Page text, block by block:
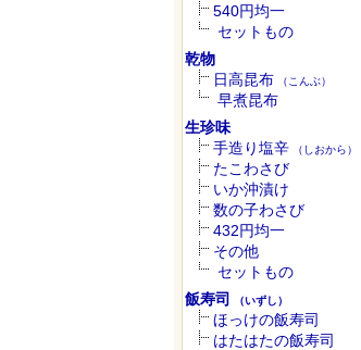
540円均一
セットもの
乾物
日高昆布 （こんぶ）
早煮昆布
生珍味
手造り塩辛 （しおから）
たこわさび
いか沖漬け
数の子わさび
432円均一
その他
セットもの
飯寿司
（いずし）
ほっけの飯寿司
はたはたの飯寿司